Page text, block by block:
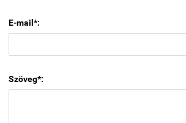
E-mail*:
Szöveg*: